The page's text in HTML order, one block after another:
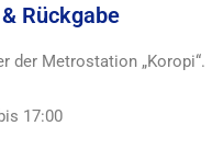
Rückgabe
der Metrostation „Koropi“.
17:00